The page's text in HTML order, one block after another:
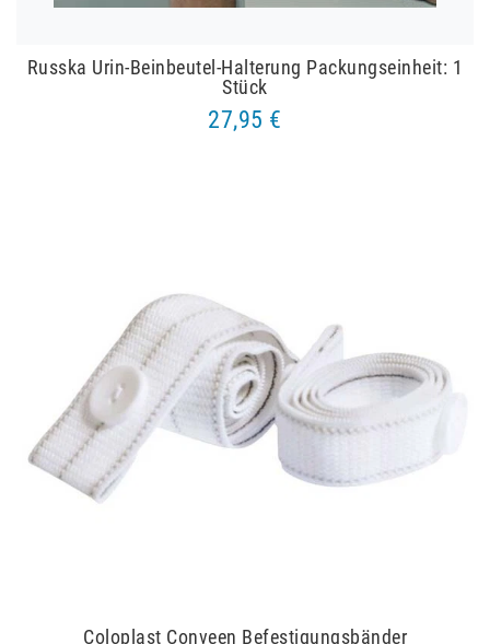
Russka Urin-Beinbeutel-Halterung Packungseinheit: 1
Stück
27,95 €
Coloplast Conveen Befestigungsbänder